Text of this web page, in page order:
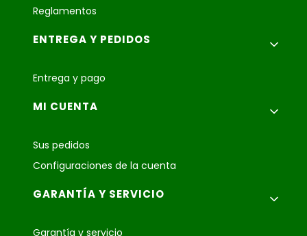
Reglamentos
ENTREGA Y PEDIDOS
Entrega y pago
MI CUENTA
Sus pedidos
Configuraciones de la cuenta
GARANTÍA Y SERVICIO
Garantía y servicio